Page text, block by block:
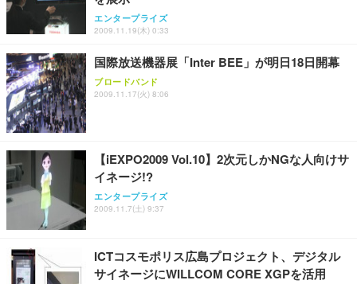
エンタープライズ
2009.11.19(木) 0:33
国際放送機器展「Inter BEE」が明日18日開幕
ブロードバンド
2009.11.17(火) 8:06
【iEXPO2009 Vol.10】2次元しかNGな人向けサ
イネージ!?
エンタープライズ
2009.11.7(土) 9:37
ICTコスモポリス広島プロジェクト、デジタル
サイネージにWILLCOM CORE XGPを活用